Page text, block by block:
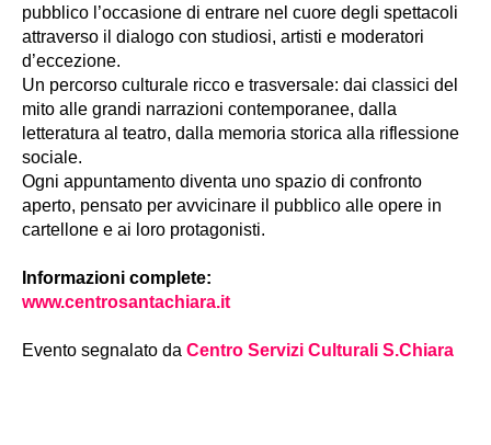
pubblico l’occasione di entrare nel cuore degli spettacoli
attraverso il dialogo con studiosi, artisti e moderatori
d’eccezione.
Un percorso culturale ricco e trasversale: dai classici del
mito alle grandi narrazioni contemporanee, dalla
letteratura al teatro, dalla memoria storica alla riflessione
sociale.
Ogni appuntamento diventa uno spazio di confronto
aperto, pensato per avvicinare il pubblico alle opere in
cartellone e ai loro protagonisti.
Informazioni complete:
www.centrosantachiara.it
Evento segnalato da Centro Servizi Culturali S.Chiara